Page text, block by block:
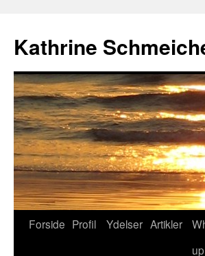
indhold
Kathrine
Forside Profil Ydelser Artikler
up